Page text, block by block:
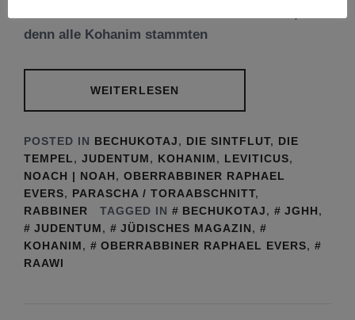
denn alle Kohanim stammten
WEITERLESEN
POSTED IN BECHUKOTAJ, DIE SINTFLUT, DIE
TEMPEL, JUDENTUM, KOHANIM, LEVITICUS,
NOACH | NOAH, OBERRABBINER RAPHAEL
EVERS, PARASCHA / TORAABSCHNITT,
RABBINER
TAGGED IN BECHUKOTAJ, JGHH,
JUDENTUM, JÜDISCHES MAGAZIN,
KOHANIM, OBERRABBINER RAPHAEL EVERS,
RAAWI